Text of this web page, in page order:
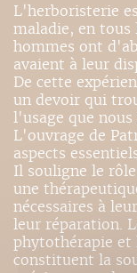
L'herboristerie
maladie, en
hommes ont
avaient à leur
De cette
un devoir qui
l'usage que
L'ouvrage de
aspects
Il souligne le
une
nécessaires à
leur réparation.
phytothérapie et
constituent la